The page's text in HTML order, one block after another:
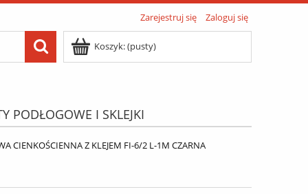
Zarejestruj się Zaloguj się
Koszyk:(pusty)
PODŁOGOWE I SKLEJKI
Menu
CIENKOŚCIENNA Z KLEJEM FI-6/2 L-1M CZARNA